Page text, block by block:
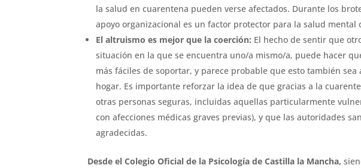
la salud en cuarentena pueden verse afectados. Durante los
apoyo organizacional es un factor protector para la salud
El altruismo es mejor que la coerción: El hecho de sentir que
situación en la que se encuentra uno/a mismo/a, puede hacer
más fáciles de soportar, y parece probable que esto también
hogar. Es importante reforzar la idea de que gracias a la
otras personas seguras, incluidas aquellas particularmente
con afecciones médicas graves previas), y que las autoridades
agradecidas.
Desde el Colegio Oficial de la Psicología de Castilla la Mancha,